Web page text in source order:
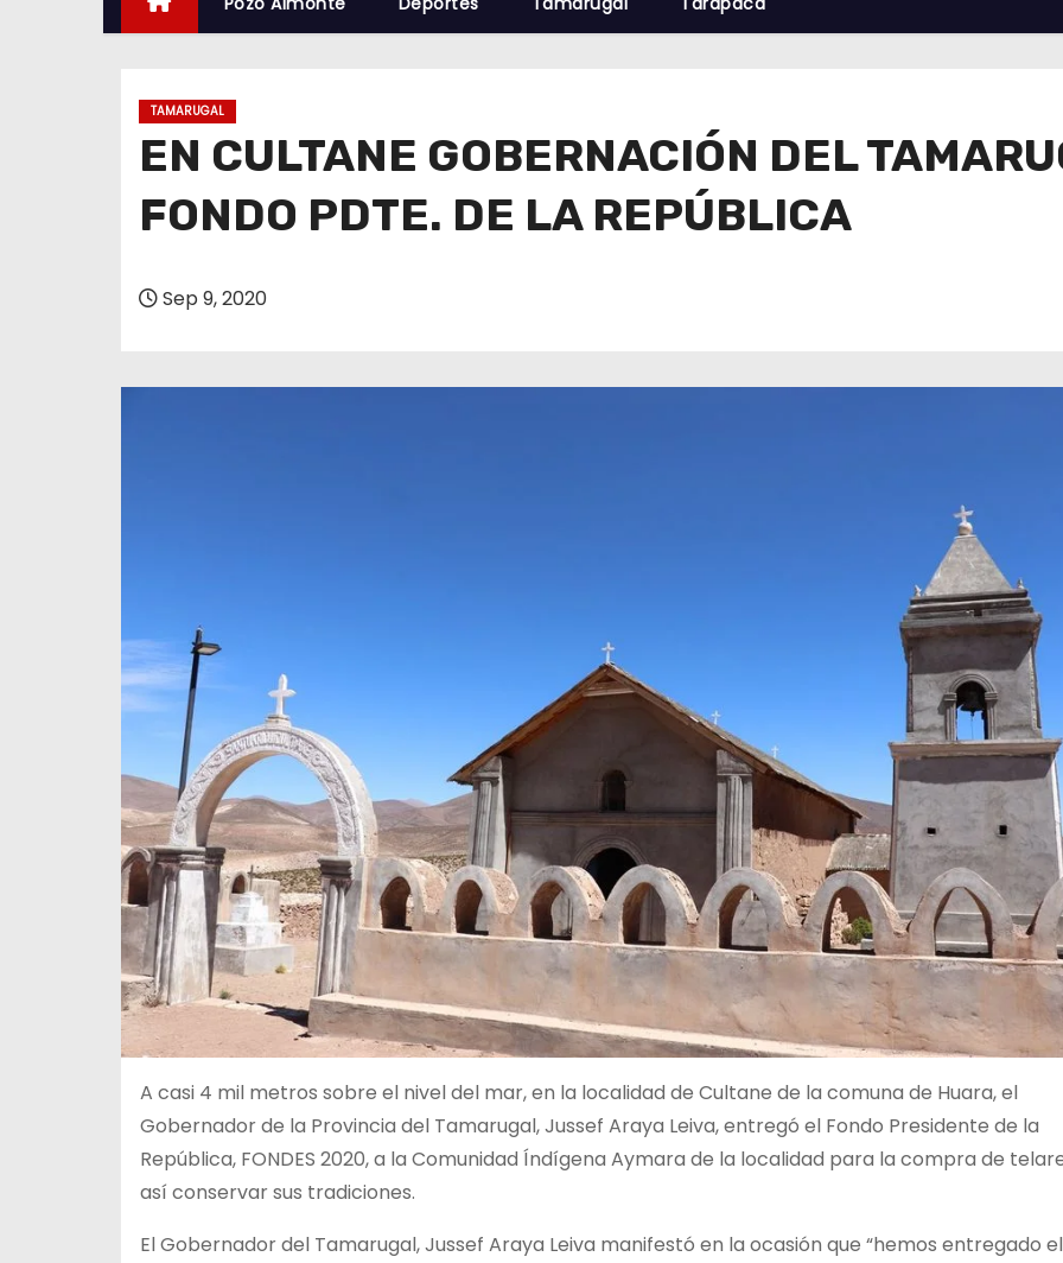
TAMARUGAL
EN CULTANE GOBERNACIÓN DEL
FONDO PDTE. DE LA REPÚBLICA
Sep 9, 2020
A casi 4 mil metros sobre el nivel del mar, en la localidad de Cultane de la comuna de Huara, el
Gobernador de la Provincia del Tamarugal, Jussef Araya Leiva, entregó el Fondo Presidente de la
República, FONDES 2020, a la Comunidad Índígena Aymara de la localidad para la compra de
así conservar sus tradiciones.
El Gobernador del Tamarugal, Jussef Araya Leiva manifestó en la ocasión que “hemos entregado el